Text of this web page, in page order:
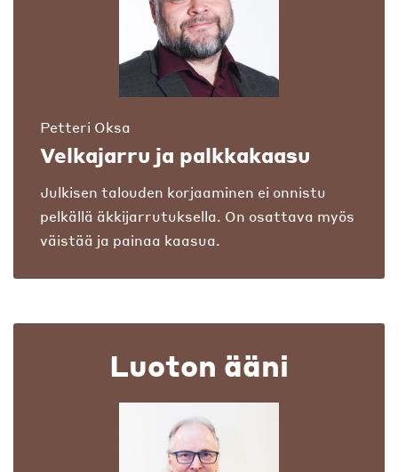
Petteri Oksa
Velkajarru ja palkkakaasu
Julkisen talouden korjaaminen ei onnistu
pelkällä äkkijarrutuksella. On osattava myös
väistää ja painaa kaasua.
Luoton ääni